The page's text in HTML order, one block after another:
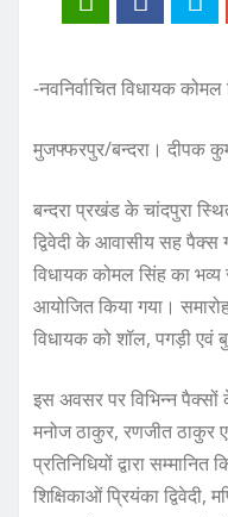
-नवनिर्वाचित विधायक
मुजफ्फरपुर/बन्दरा। दीपक
बन्दरा प्रखंड के चांदपुरा
द्विवेदी के आवासीय सह पैक्स
विधायक कोमल सिंह का भव्य
आयोजित किया गया।
विधायक को शॉल, पगड़ी एवं
इस अवसर पर विभिन्न
मनोज ठाकुर, रणजीत ठाकुर
प्रतिनिधियों द्वारा
शिक्षिकाओं प्रियंका द्विवेदी,